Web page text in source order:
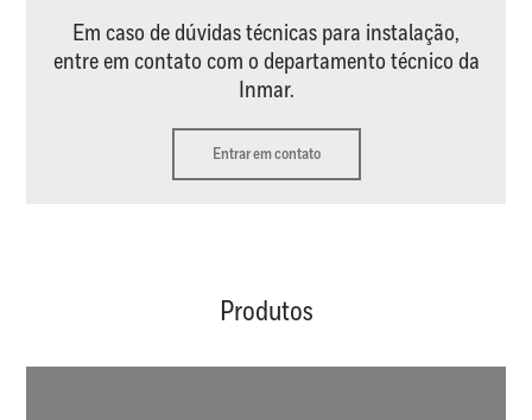
Em caso de dúvidas técnicas para instalação,
entre em contato com o departamento técnico da
Inmar.
Entrar em contato
Produtos